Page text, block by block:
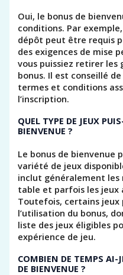
Oui, le bonus de
conditions. Par
dépôt peut être requis
des exigences de mise
vous puissiez retirer les
bonus. Il est conseillé
termes et conditions
l’inscription.
QUEL TYPE DE JEUX
BIENVENUE ?
Le bonus de bienvenue
variété de jeux
inclut généralement les
table et parfois les jeux
Toutefois, certains jeux
l’utilisation du bonus,
liste des jeux éligibles
expérience de jeu.
COMBIEN DE TEMPS AI-
DE BIENVENUE ?